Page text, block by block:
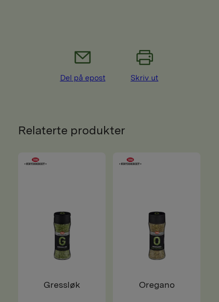
Del på epost Skriv ut
Relaterte produkter
Gressløk Oregano